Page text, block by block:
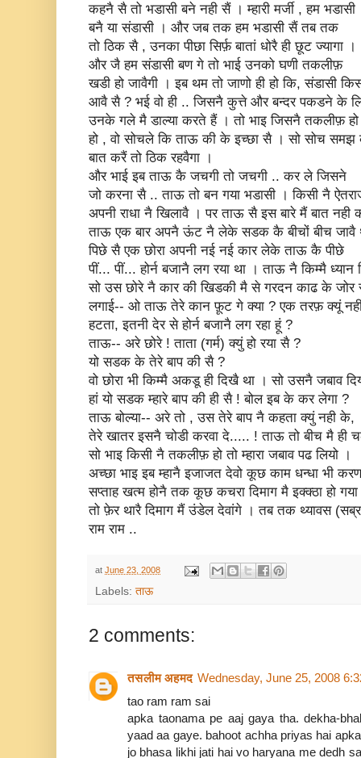
कहनै सै तो भडासी बने नही सैं । म्हारी मर्जी , हम भडासी
बनै या संडासी । और जब तक हम भडासी सैं तब तक
तो ठिक सै , उनका पीछा सिर्फ़ बातां धोरै ही छूट ज्यागा ।
और जै हम संडासी बण गे तो भाई उनको घणी तकलीफ़
खडी हो जावैगी । इब थम तो जाणो ही हो कि, संडासी
आवै सै ? भई वो ही .. जिसनै कुत्ते और बन्दर पकडने के
उनके गले मै डाल्या करते हैं । तो भाइ जिसनै तकलीफ़ हो
हो , वो सोचले कि ताऊ की के इच्छा सै । सो सोच समझ
बात करैं तो ठिक रहवैगा ।
और भाई इब ताऊ कै जचगी तो जचगी .. कर ले जिसने
जो करना सै .. ताऊ तो बन गया भडासी । किसी नै
अपनी राधा नै खिलावै । पर ताऊ सै इस बारे मैं बात नही
ताऊ एक बार अपनै ऊंट नै लेके सडक कै बीचों बीच जावै
पिछे सै एक छोरा अपनी नई नई कार लेके ताऊ कै पीछे
पीं... पीं... होर्न बजानै लग रया था । ताऊ नै किम्मै ध्यान
सो उस छोरे नै कार की खिडकी मै से गरदन काढ के
लगाई-- ओ ताऊ तेरे कान फ़ूट गे क्या ? एक तरफ़ क्यूं
हटता, इतनी देर से होर्न बजानै लग रहा हूं ?
ताऊ-- अरे छोरे ! ताता (गर्म) क्युं हो रया सै ?
यो सडक के तेरे बाप की सै ?
वो छोरा भी किम्मै अकडू ही दिखै था । सो उसनै जबाव
हां यो सडक म्हारे बाप की ही सै ! बोल इब के कर लेगा ?
ताऊ बोल्या-- अरे तो , उस तेरे बाप नै कहता क्युं नही के,
तेरे खातर इसनै चोडी करवा दे..... ! ताऊ तो बीच मै ही
सो भाइ किसी नै तकलीफ़ हो तो म्हारा जबाव पढ लियो ।
अच्छा भाइ इब म्हानै इजाजत देवो कूछ काम धन्धा भी
सप्ताह खत्म होनै तक कूछ कचरा दिमाग मै इक्क्ठा हो गया
तो फ़ेर थारै दिमाग मैं उंडेल देवांगे । तब तक थ्यावस
राम राम ..
at June 23, 2008
Labels: ताऊ
2 comments:
तसलीम अहमद Wednesday, June 25, 2008
tao ram ram sai
apka taonama pe aaj gaya tha. dekha-
yaad aa gaye. bahoot achha priyas hai
jo bhasa likhi jati hai vo haryana me dedh